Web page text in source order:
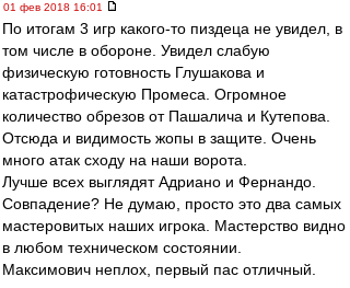
01 фев 2018 16:01
По итогам 3 игр какого-то пиздеца не увидел, в
том числе в обороне. Увидел слабую
физическую готовность Глушакова и
катастрофическую Промеса. Огромное
количество обрезов от Пашалича и Кутепова.
Отсюда и видимость жопы в защите. Очень
много атак сходу на наши ворота.
Лучше всех выглядят Адриано и Фернандо.
Совпадение? Не думаю, просто это два самых
мастеровитых наших игрока. Мастерство видно
в любом техническом состоянии.
Максимович неплох, первый пас отличный.